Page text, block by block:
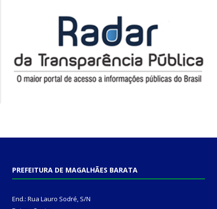
PREFEITURA DE MAGALHÃES BARATA
End.: Rua Lauro Sodré, S/N